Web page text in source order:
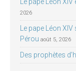
2026
Le pape Léon
Pérou août 5, 2026
Des prophètes